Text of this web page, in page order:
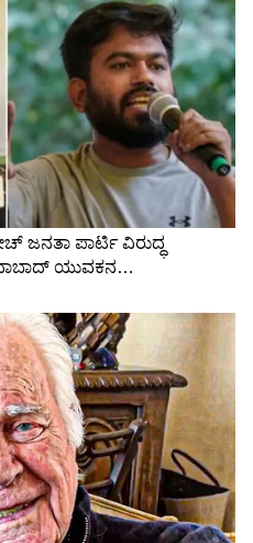
ಮಾಡ್ಬೇಡಿ
ಕಾಲ ಒಂದೇ ರೀತಿ ಮಡಚಿಟ್ಟು
ಮಡಚಿದ ಜಾಗದಲ್ಲಿ ಬಟ್ಟೆ
ಮಡಚುವ ದಿಕ್ಕು
ಪ್ಲಾಸ್ಟಿಕ್ ಕವರ್‌ನಲ್ಲಿ
ಸುತ್ತಿ ಇಟ್ಟರೆ ಗಾಳಿ ಸರಿಯಾಗಿ